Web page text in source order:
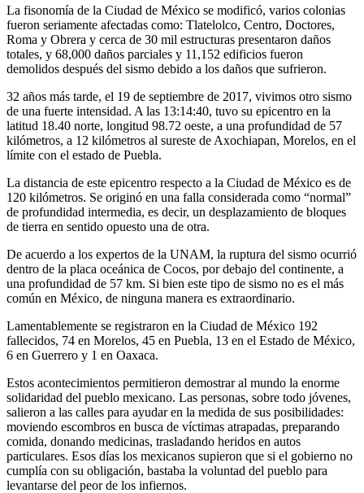
La fisonomía de la Ciudad de México se modificó, varios colonias
fueron seriamente afectadas como: Tlatelolco, Centro, Doctores,
Roma y Obrera y cerca de 30 mil estructuras presentaron daños
totales, y 68,000 daños parciales y 11,152 edificios fueron
demolidos después del sismo debido a los daños que sufrieron.
32 años más tarde, el 19 de septiembre de 2017, vivimos otro sismo
de una fuerte intensidad. A las 13:14:40, tuvo su epicentro en la
latitud 18.40 norte, longitud 98.72 oeste, a una profundidad de 57
kilómetros, a 12 kilómetros al sureste de Axochiapan, Morelos, en el
límite con el estado de Puebla.
La distancia de este epicentro respecto a la Ciudad de México es de
120 kilómetros. Se originó en una falla considerada como “normal”
de profundidad intermedia, es decir, un desplazamiento de bloques
de tierra en sentido opuesto una de otra.
De acuerdo a los expertos de la UNAM, la ruptura del sismo ocurrió
dentro de la placa oceánica de Cocos, por debajo del continente, a
una profundidad de 57 km. Si bien este tipo de sismo no es el más
común en México, de ninguna manera es extraordinario.
Lamentablemente se registraron en la Ciudad de México 192
fallecidos, 74 en Morelos, 45 en Puebla, 13 en el Estado de México,
6 en Guerrero y 1 en Oaxaca.
Estos acontecimientos permitieron demostrar al mundo la enorme
solidaridad del pueblo mexicano. Las personas, sobre todo jóvenes,
salieron a las calles para ayudar en la medida de sus posibilidades:
moviendo escombros en busca de víctimas atrapadas, preparando
comida, donando medicinas, trasladando heridos en autos
particulares. Esos días los mexicanos supieron que si el gobierno no
cumplía con su obligación, bastaba la voluntad del pueblo para
levantarse del peor de los infiernos.